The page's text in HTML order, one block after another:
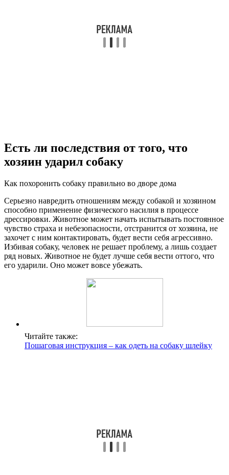
Есть ли последствия от того, что
хозяин ударил собаку
Как похоронить собаку правильно во дворе дома
Серьезно навредить отношениям между собакой и хозяином
способно применение физического насилия в процессе
дрессировки. Животное может начать испытывать постоянное
чувство страха и небезопасности, отстранится от хозяина, не
захочет с ним контактировать, будет вести себя агрессивно.
Избивая собаку, человек не решает проблему, а лишь создает
ряд новых. Животное не будет лучше себя вести оттого, что
его ударили. Оно может вовсе убежать.
Читайте также:
Пошаговая инструкция – как одеть на собаку шлейку